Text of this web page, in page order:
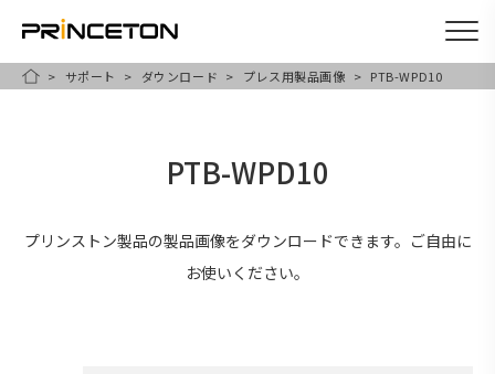
HOME
サポート ダウンロード プレス用製品画像 PTB-WPD10
PTB-WPD10
プリンストン製品の製品画像をダウンロードできます。ご自由に
お使いください。